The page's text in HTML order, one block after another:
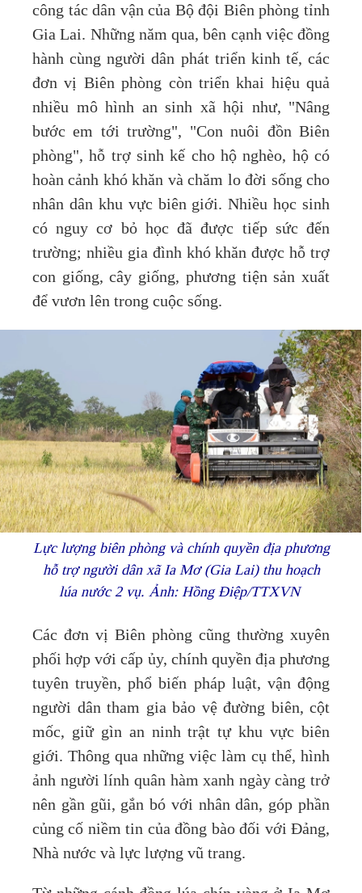
công tác dân vận của Bộ đội Biên phòng tỉnh
Gia Lai. Những năm qua, bên cạnh việc đồng
hành cùng người dân phát triển kinh tế, các
đơn vị Biên phòng còn triển khai hiệu quả
nhiều mô hình an sinh xã hội như, "Nâng
bước em tới trường", "Con nuôi đồn Biên
phòng", hỗ trợ sinh kế cho hộ nghèo, hộ có
hoàn cảnh khó khăn và chăm lo đời sống cho
nhân dân khu vực biên giới. Nhiều học sinh
có nguy cơ bỏ học đã được tiếp sức đến
trường; nhiều gia đình khó khăn được hỗ trợ
con giống, cây giống, phương tiện sản xuất
để vươn lên trong cuộc sống.
Lực lượng biên phòng và chính quyền địa phương
hỗ trợ người dân xã Ia Mơ (Gia Lai) thu hoạch
lúa nước 2 vụ. Ảnh: Hồng Điệp/TTXVN
Các đơn vị Biên phòng cũng thường xuyên
phối hợp với cấp ủy, chính quyền địa phương
tuyên truyền, phổ biến pháp luật, vận động
người dân tham gia bảo vệ đường biên, cột
mốc, giữ gìn an ninh trật tự khu vực biên
giới. Thông qua những việc làm cụ thể, hình
ảnh người lính quân hàm xanh ngày càng trở
nên gần gũi, gắn bó với nhân dân, góp phần
củng cố niềm tin của đồng bào đối với Đảng,
Nhà nước và lực lượng vũ trang.